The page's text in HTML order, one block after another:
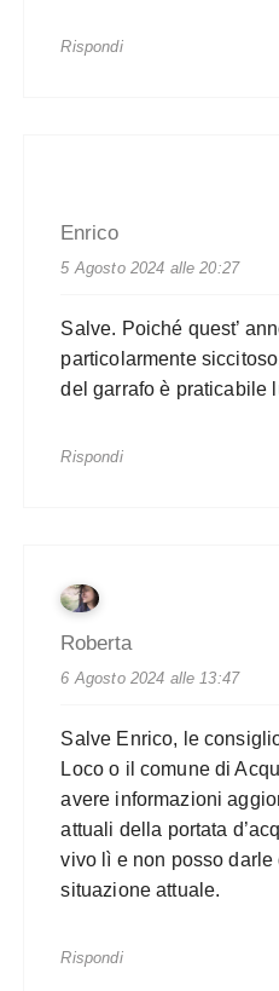
Rispondi
Enrico
5 Agosto 2024 alle 20:27
Salve. Poiché quest’
particolarmente
del garrafo è praticabile
Rispondi
Roberta
6 Agosto 2024 alle 13:47
Salve Enrico, le
Loco o il comune di
avere informazioni
attuali della portata
vivo lì e non posso darle
situazione attuale.
Rispondi